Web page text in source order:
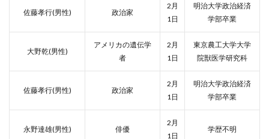
佐藤孝行(男性) 政治家
2月
1日
明治大学政治経済
学部卒業
大野乾(男性)
アメリカの遺伝学
者
2月
1日
東京農工大学大学
院獣医学研究科
佐藤孝行(男性) 政治家
2月
1日
明治大学政治経済
学部卒業
永野達雄(男性) 俳優
2月
1日
学歴不明